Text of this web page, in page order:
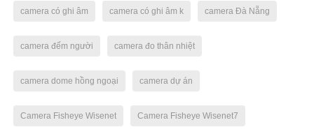
camera có ghi âm camera có ghi âm k camera Đà Nẵng
camera đếm người camera đo thân nhiệt
camera dome hồng ngoại camera dự án
Camera Fisheye Wisenet Camera Fisheye Wisenet7